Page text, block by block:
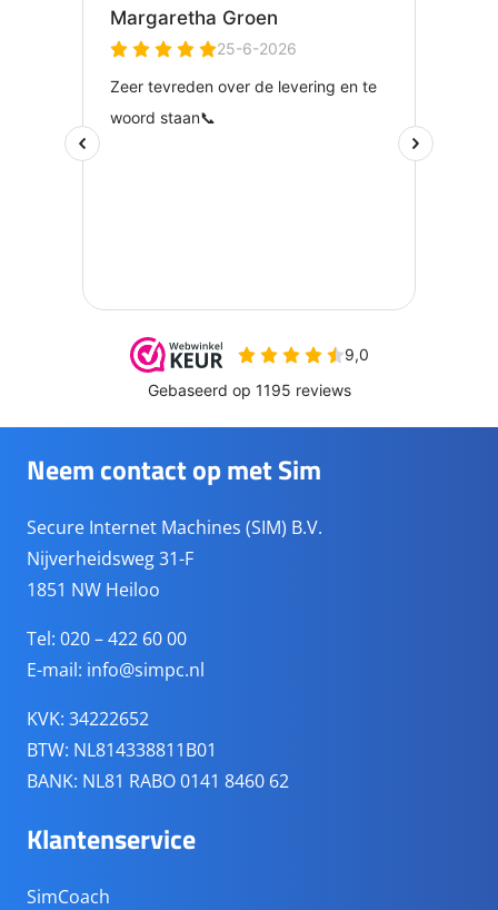
Neem contact op met Sim
Secure Internet Machines (SIM) B.V.
Nijverheidsweg 31-F
1851 NW Heiloo
Tel: 020 – 422 60 00
E-mail: info@simpc.nl
KVK: 34222652
BTW: NL814338811B01
BANK: NL81 RABO 0141 8460 62
Klantenservice
SimCoach